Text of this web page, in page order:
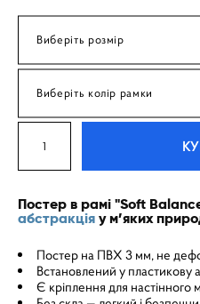
Виберіть розмір
Виберіть колір рамки
Постер в рамі "Soft
абстракція у м’яких
Постер на ПВХ 3 мм, не
Встановлений у пластикову
Є кріплення для настінного